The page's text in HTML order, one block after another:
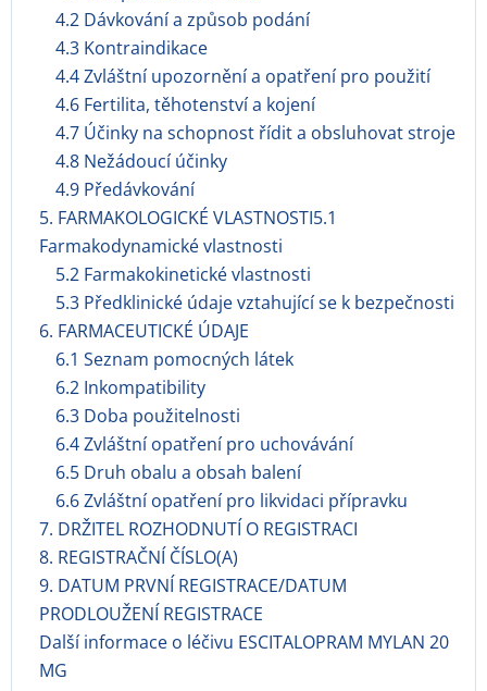
4.2 Dávkování a způsob podání
4.3 Kontraindikace
4.4 Zvláštní upozornění a opatření pro použití
4.6 Fertilita, těhotenství a kojení
4.7 Účinky na schopnost řídit a obsluhovat stroje
4.8 Nežádoucí účinky
4.9 Předávkování
5. FARMAKOLOGICKÉ VLASTNOSTI5.1
Farmakodynamické vlastnosti
5.2 Farmakokinetické vlastnosti
5.3 Předklinické údaje vztahující se k bezpečnosti
6. FARMACEUTICKÉ ÚDAJE
6.1 Seznam pomocných látek
6.2 Inkompatibility
6.3 Doba použitelnosti
6.4 Zvláštní opatření pro uchovávání
6.5 Druh obalu a obsah balení
6.6 Zvláštní opatření pro likvidaci přípravku
7. DRŽITEL ROZHODNUTÍ O REGISTRACI
8. REGISTRAČNÍ ČÍSLO(A)
9. DATUM PRVNÍ REGISTRACE/DATUM
PRODLOUŽENÍ REGISTRACE
Další informace o léčivu ESCITALOPRAM MYLAN 20
MG